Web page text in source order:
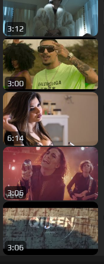
3:12
3:00
6:14
3:06
3:06